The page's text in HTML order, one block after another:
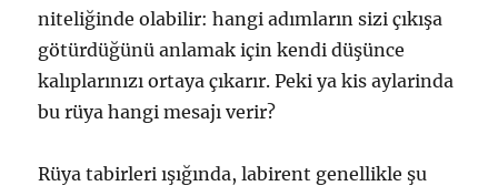
niteliğinde olabilir: hangi adımların sizi çıkışa
götürdüğünü anlamak için kendi düşünce
kalıplarınızı ortaya çıkarır. Peki ya kis aylarinda
bu rüya hangi mesajı verir?
Rüya tabirleri ışığında, labirent genellikle şu